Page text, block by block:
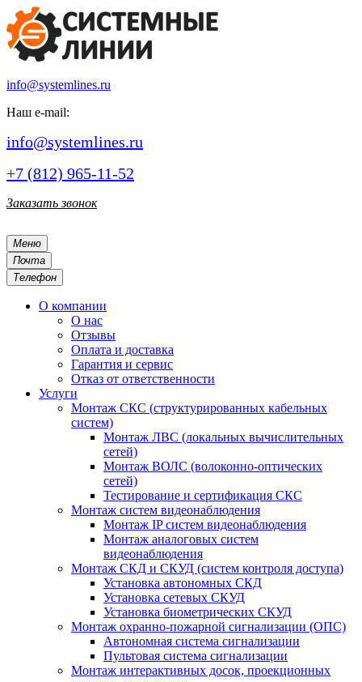
info@systemlines.ru
Наш e-mail:
info@systemlines.ru
+7 (812) 965-11-52
Заказать звонок
Меню
Почта
Телефон
О компании
О нас
Отзывы
Оплата и доставка
Гарантия и сервис
Отказ от ответственности
Услуги
Монтаж СКС (структурированных кабельных
систем)
Монтаж ЛВС (локальных вычислительных
сетей)
Монтаж ВОЛС (волоконно-оптических
сетей)
Тестирование и сертификация СКС
Монтаж систем видеонаблюдения
Монтаж IP систем видеонаблюдения
Монтаж аналоговых систем
видеонаблюдения
Монтаж СКД и СКУД (систем контроля доступа)
Установка автономных СКД
Установка сетевых СКУД
Установка биометрических СКУД
Монтаж охранно-пожарной сигнализации (ОПС)
Автономная система сигнализации
Пультовая система сигнализации
Монтаж интерактивных досок, проекционных